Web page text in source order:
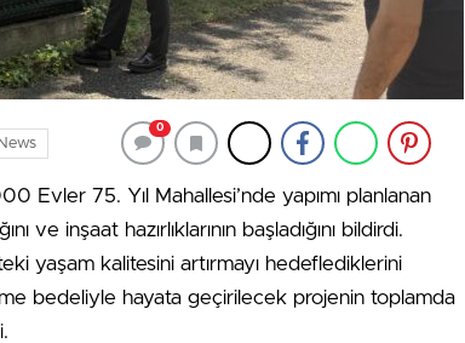
News
0
Evler 75. Yıl Mahallesi’nde yapımı planlanan
ve inşaat hazırlıklarının başladığını bildirdi.
yaşam kalitesini artırmayı hedeflediklerini
bedeliyle hayata geçirilecek projenin toplamda